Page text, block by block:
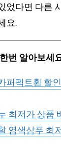
었다면 다른
요.
번 알아보세
퍼펙트휩 할
최저가 상품
염색샴푸 최